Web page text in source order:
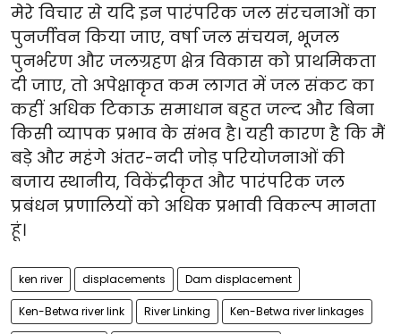
मेरे विचार से यदि इन पारंपरिक जल संरचनाओं का
पुनर्जीवन किया जाए, वर्षा जल संचयन, भूजल
पुनर्भरण और जलग्रहण क्षेत्र विकास को प्राथमिकता
दी जाए, तो अपेक्षाकृत कम लागत में जल संकट का
कहीं अधिक टिकाऊ समाधान बहुत जल्द और बिना
किसी व्यापक प्रभाव के संभव है। यही कारण है कि मैं
बड़े और महंगे अंतर-नदी जोड़ परियोजनाओं की
बजाय स्थानीय, विकेंद्रीकृत और पारंपरिक जल
प्रबंधन प्रणालियों को अधिक प्रभावी विकल्प मानता
हूं।
ken river displacements Dam displacement
Ken-Betwa river link River Linking Ken-Betwa river linkages